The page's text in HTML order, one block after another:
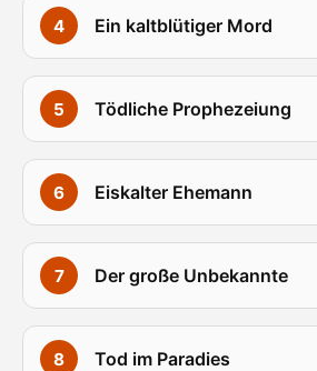
Ein kaltblütiger Mord
Tödliche Prophezeiung
Eiskalter Ehemann
Der große Unbekannte
Tod im Paradies